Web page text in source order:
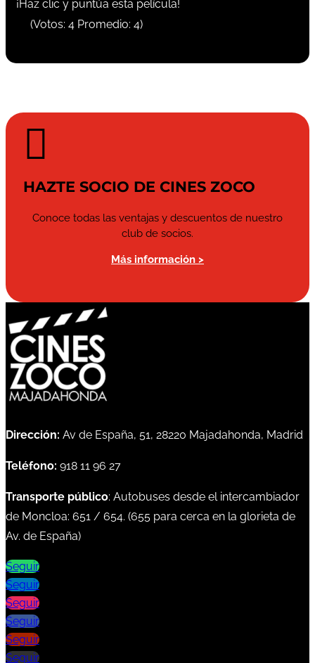
¡Haz clic y puntúa esta película!
(Votos: 4 Promedio: 4)

HAZTE SOCIO DE CINES ZOCO
Conoce todas las ventajas y descuentos de nuestro
club de socios.
Más información >
Dirección: Av de España, 51, 28220 Majadahonda, Madrid
Teléfono: 918 11 96 27
Transporte público: Autobuses desde el intercambiador
de Moncloa: 651 / 654. (655 para cerca en la glorieta de
Av. de España)
Seguir
Seguir
Seguir
Seguir
Seguir
Seguir